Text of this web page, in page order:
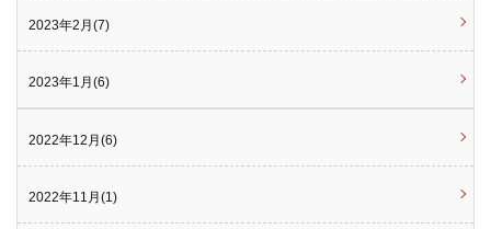
2023年2月(7)
2023年1月(6)
2022年12月(6)
2022年11月(1)